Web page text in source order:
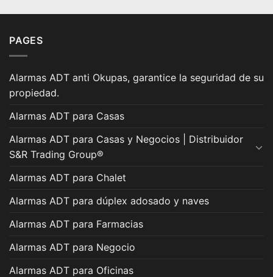
PAGES
Alarmas ADT anti Okupas, garantice la seguridad de su
propiedad.
Alarmas ADT para Casas
Alarmas ADT para Casas y Negocios | Distribuidor
S&R Trading Group®
Alarmas ADT para Chalet
Alarmas ADT para dúplex adosado y naves
Alarmas ADT para Farmacias
Alarmas ADT para Negocio
Alarmas ADT para Oficinas